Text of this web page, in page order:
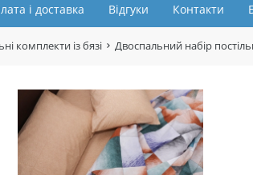
і доставка Відгуки Контакти
комплекти із бязі Двоспальний набір